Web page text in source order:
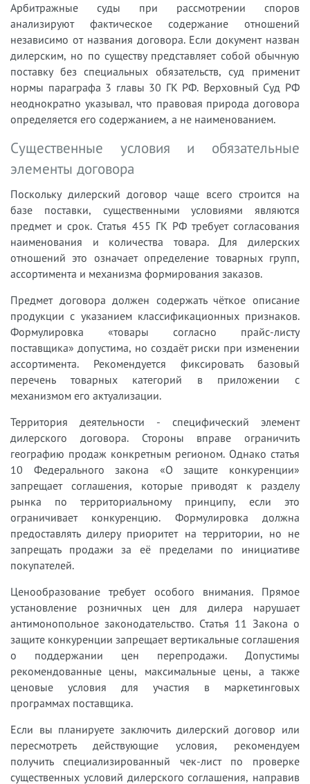
Арбитражные суды при рассмотрении споров
анализируют фактическое содержание отношений
независимо от названия договора. Если документ назван
дилерским, но по существу представляет собой обычную
поставку без специальных обязательств, суд применит
нормы параграфа 3 главы 30 ГК РФ. Верховный Суд РФ
неоднократно указывал, что правовая природа договора
определяется его содержанием, а не наименованием.
Существенные условия и обязательные
элементы договора
Поскольку дилерский договор чаще всего строится на
базе поставки, существенными условиями являются
предмет и срок. Статья 455 ГК РФ требует согласования
наименования и количества товара. Для дилерских
отношений это означает определение товарных групп,
ассортимента и механизма формирования заказов.
Предмет договора должен содержать чёткое описание
продукции с указанием классификационных признаков.
Формулировка «товары согласно прайс-листу
поставщика» допустима, но создаёт риски при изменении
ассортимента. Рекомендуется фиксировать базовый
перечень товарных категорий в приложении с
механизмом его актуализации.
Территория деятельности - специфический элемент
дилерского договора. Стороны вправе ограничить
географию продаж конкретным регионом. Однако статья
10 Федерального закона «О защите конкуренции»
запрещает соглашения, которые приводят к разделу
рынка по территориальному принципу, если это
ограничивает конкуренцию. Формулировка должна
предоставлять дилеру приоритет на территории, но не
запрещать продажи за её пределами по инициативе
покупателей.
Ценообразование требует особого внимания. Прямое
установление розничных цен для дилера нарушает
антимонопольное законодательство. Статья 11 Закона о
защите конкуренции запрещает вертикальные соглашения
о поддержании цен перепродажи. Допустимы
рекомендованные цены, максимальные цены, а также
ценовые условия для участия в маркетинговых
программах поставщика.
Если вы планируете заключить дилерский договор или
пересмотреть действующие условия, рекомендуем
получить специализированный чек-лист по проверке
существенных условий дилерского соглашения, направив